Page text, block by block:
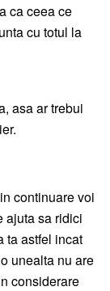
ca ceea ce
cu totul la
asa ar trebui
continuare voi
ajuta sa ridici
ta astfel incat
unealta nu are
considerare